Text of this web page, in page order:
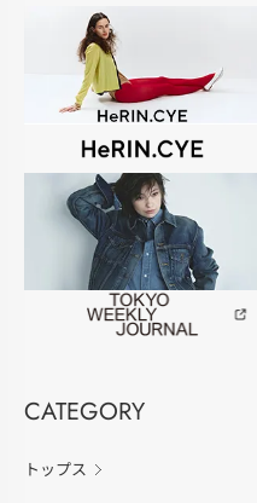
CATEGORY
トップス